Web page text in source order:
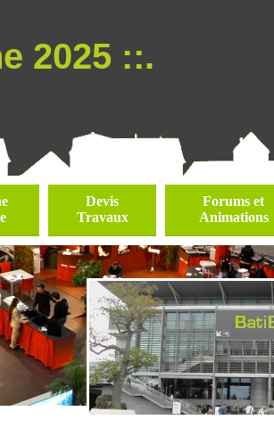
2025 ::.
Devis
Travaux
Forums et
Animations